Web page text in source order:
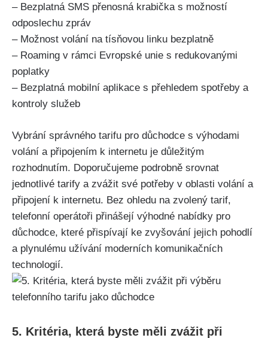
– Bezplatná SMS přenosná krabička s možností
odposlechu zpráv
– Možnost volání na tísňovou linku bezplatně
– Roaming v rámci Evropské unie s redukovanými
poplatky
– Bezplatná mobilní aplikace s přehledem spotřeby a
kontroly služeb
Vybrání správného tarifu pro důchodce s výhodami
volání a připojením k internetu je důležitým
rozhodnutím. Doporučujeme podrobně srovnat
jednotlivé tarify a zvážit své potřeby v oblasti volání a
připojení k internetu. Bez ohledu na zvolený tarif,
telefonní operátoři přinášejí výhodné nabídky pro
důchodce, které přispívají ke zvyšování jejich pohodlí
a plynulému užívání moderních komunikačních
technologií.
5. Kritéria, která byste měli zvážit při